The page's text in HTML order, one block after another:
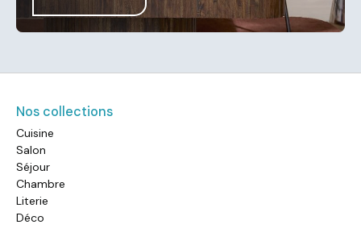
Nos collections
Cuisine
Salon
Séjour
Chambre
Literie
Déco